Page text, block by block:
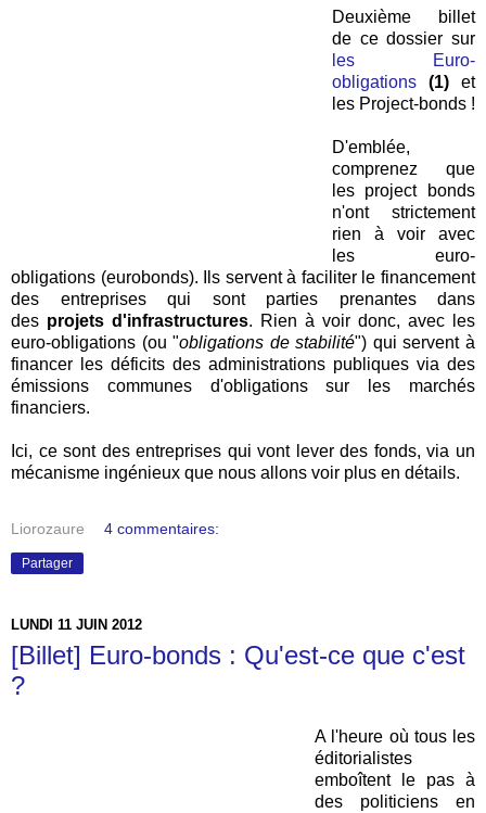
Deuxième billet
de ce dossier sur
les Euro-
obligations
(1)et
les Project-bonds !
D'emblée,
comprenez que
les project bonds
n'ont strictement
rien à voir avec
les euro-
obligations (eurobonds). Ils servent à faciliter le financement
des entreprises qui sont parties prenantes dans
des projets d'infrastructures. Rien à voir donc, avec les
euro-obligations (ou "obligations de stabilité") qui servent à
financer les déficits des administrations publiques via des
émissions communes d'obligations sur les marchés
financiers.
Ici, ce sont des entreprises qui vont lever des fonds, via un
mécanisme ingénieux que nous allons voir plus en détails.
Liorozaure 4 commentaires:
Partager
LUNDI 11 JUIN 2012
[Billet] Euro-bonds : Qu'est-ce que c'est
?
A l'heure où tous les
éditorialistes
emboîtent le pas à
des politiciens en